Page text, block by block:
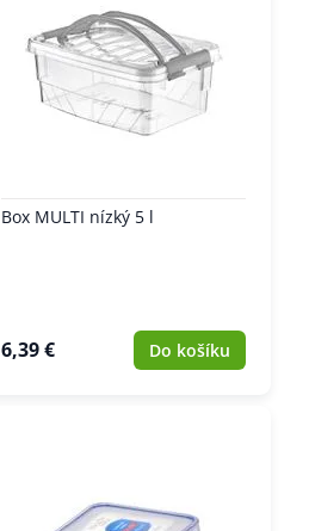
Box MULTI nízký 5 l
6,39 € Do košíku